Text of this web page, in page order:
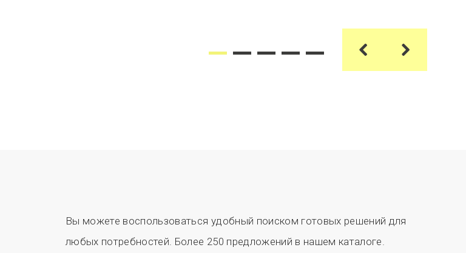
Вы можете воспользоваться удобный поиском готовых решений для
любых потребностей. Более 250 предложений в нашем каталоге.